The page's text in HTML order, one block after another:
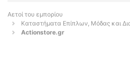
Αετοί του εμπορίου
Καταστήματα Επίπλων, Μόδας και
Actionstore.gr